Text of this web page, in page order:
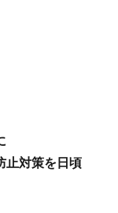
止対策を日頃